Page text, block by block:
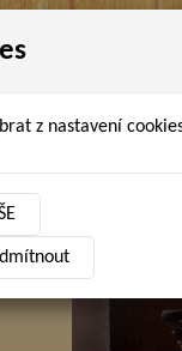
z nastavení